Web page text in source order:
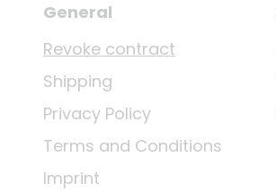
General
Revoke contract
Shipping
Privacy Policy
Terms and Conditions
Imprint